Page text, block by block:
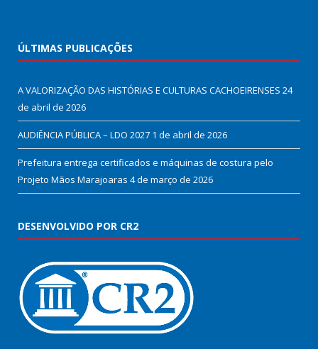
ÚLTIMAS PUBLICAÇÕES
A VALORIZAÇÃO DAS HISTÓRIAS E CULTURAS CACHOEIRENSES 24
de abril de 2026
AUDIÊNCIA PÚBLICA – LDO 2027 1 de abril de 2026
Prefeitura entrega certificados e máquinas de costura pelo
Projeto Mãos Marajoaras 4 de março de 2026
DESENVOLVIDO POR CR2